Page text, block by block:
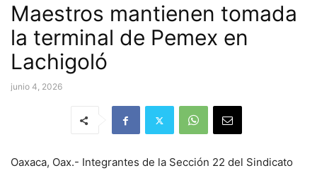
Maestros mantienen tomada
la terminal de Pemex en
Lachigoló
junio 4, 2026
Oaxaca, Oax.- Integrantes de la Sección 22 del Sindicato